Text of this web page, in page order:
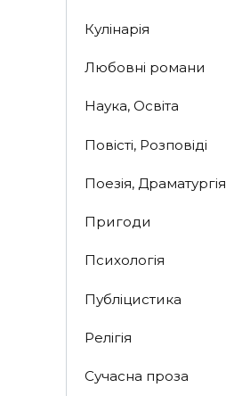
Кулінарія
Любовні романи
Наука, Освіта
Повісті, Розповіді
Поезія, Драматургія
Пригоди
Психологія
Публіцистика
Релігія
Сучасна проза